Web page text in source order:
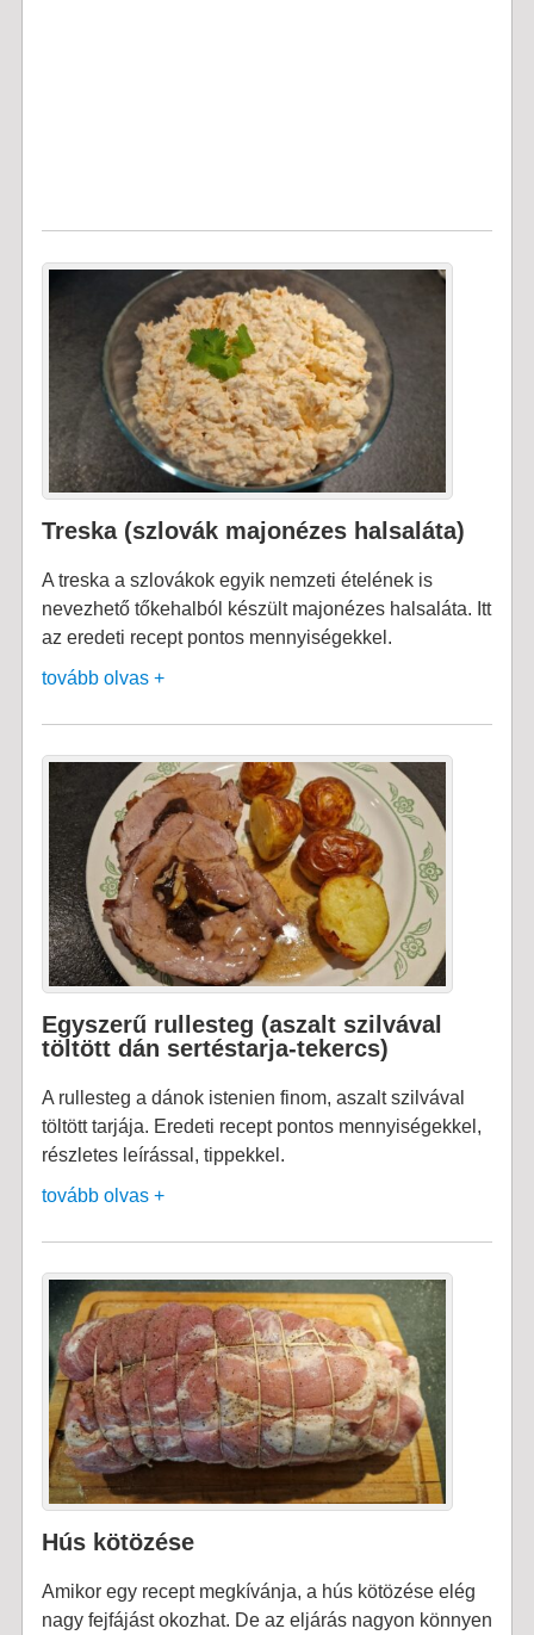
Treska (szlovák majonézes halsaláta)
A treska a szlovákok egyik nemzeti ételének is
nevezhető tőkehalból készült majonézes halsaláta. Itt
az eredeti recept pontos mennyiségekkel.
tovább olvas +
Egyszerű rullesteg (aszalt szilvával
töltött dán sertéstarja-tekercs)
A rullesteg a dánok istenien finom, aszalt szilvával
töltött tarjája. Eredeti recept pontos mennyiségekkel,
részletes leírással, tippekkel.
tovább olvas +
Hús kötözése
Amikor egy recept megkívánja, a hús kötözése elég
nagy fejfájást okozhat. De az eljárás nagyon könnyen